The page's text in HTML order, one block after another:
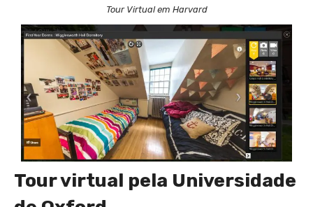
Tour Virtual em Harvard
Tour Virtual em Harvard
Tour virtual pela Universidade